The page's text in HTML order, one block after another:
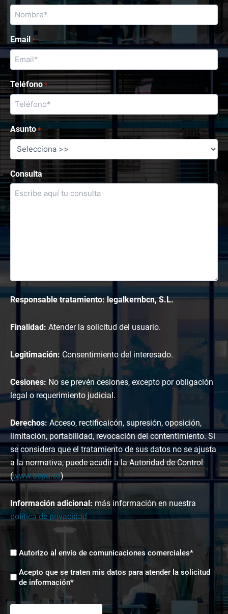
Email *
Teléfono *
Asunto *
Consulta
Responsable tratamiento: legalkernbcn, S.L.
Finalidad: Atender la solicitud del usuario.
Legitimación: Consentimiento del interesado.
Cesiones: No se prevén cesiones, excepto por obligación
legal o requerimiento judicial.
Derechos: Acceso, rectificaicón, supresión, oposición,
limitación, portabilidad, revocación del contentimiento. Si
se considera que el tratamiento de sus datos no se ajusta
a la normativa, puede acudir a la Autoridad de Control
(www.aepd.es)
Información adicional: más información en nuestra
política de privacidad
Envíos
Autorizo al envío de comunicaciones comerciales*
Aceptación
tratamiento
datos
Acepto que se traten mis datos para atender la solicitud
de información*